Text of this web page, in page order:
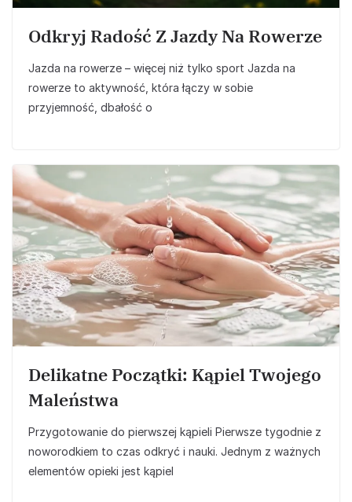
Odkryj Radość Z Jazdy Na Rowerze
Jazda na rowerze – więcej niż tylko sport Jazda na
rowerze to aktywność, która łączy w sobie
przyjemność, dbałość o
Delikatne Początki: Kąpiel Twojego
Maleństwa
Przygotowanie do pierwszej kąpieli Pierwsze tygodnie z
noworodkiem to czas odkryć i nauki. Jednym z ważnych
elementów opieki jest kąpiel